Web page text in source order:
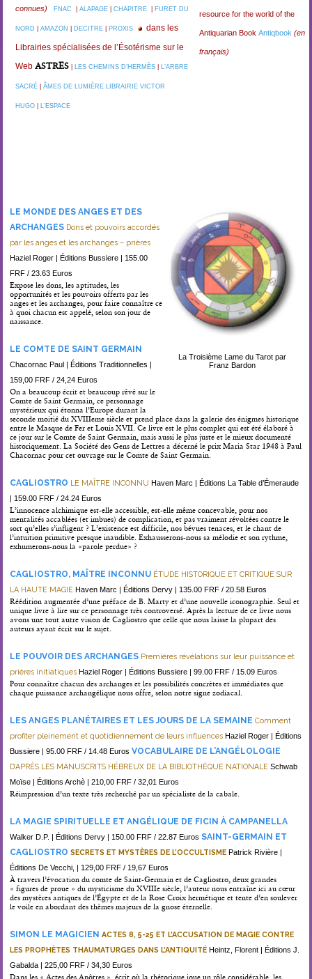
resource for the world of the
Antiquarian BookAntiqbook (en
français)
connues) FNAC |ALAPAGE |CHAPITRE FURET DU
NORD |AMAZON DECITRE PROXIS
dans les
Librairies spécialisées de l’Ésotérisme sur le
Web ASTRES LES CHEMINS D’HERMÈS L’ARBRE
SACRÉ |ÂMES DE LUMIÈRE LIBRAIRIE VICTOR
HUGO L’ESPACE
La Troisième Lame du Tarot par
Franz Bardon
LE MONDE DES ANGES ET DES
ARCHANGES Dons et pouvoirs accordés
par les anges et les archanges – prières
Haziel Roger | Éditions Bussiere | 155.00
FRF / 23.63 Euros
Expose les dons, les aptitudes, les
opportunités et les pouvoirs offerts par les
anges et les archanges, pour faire connaître ce
à quoi chacun est appelé, selon son jour de
naissance.
LE COMTE DE SAINT GERMAIN
Chacornac Paul | Éditions Traditionnelles |
159,00 FRF / 24,24 Euros
On a beaucoup écrit et beaucoup rêvé sur le
Comte de Saint Germain, ce personnage
mystérieux qui étonna l’Europe durant la
seconde moitié du XVIIIeme siècle et prend place dans la galerie des énigmes historique
entre le Masque de Fer et Louis XVII. Ce livre est le plus complet qui est été élaboré à
ce jour sur le Comte de Saint Germain, mais aussi le plus juste et le mieux documenté
historiquement. La Société des Gens de Lettres a décerné le prix Maria Star 1948 à Paul
Chacornac pour cet ouvrage sur le Comte de Saint Germain.
CAGLIOSTRO LE MAÎTRE INCONNU Haven Marc | Éditions La Table d’Émeraude
| 159.00 FRF / 24.24 Euros
L’innocence alchimique est-elle accessible, est-elle même concevable, pour nos
mentalités accablées (et imbues) de complication, et pas vraiment révoltées contre le
sort qu’elles s’infligent ? L’existence est difficile, nos bévues tenaces, et le chant de
l’intuition primitive presque inaudible. Exhausserons-nous sa mélodie et son rythme,
exhumerons-nous la «parole perdue» ?
CAGLIOSTRO, MAÎTRE INCONNU ÉTUDE HISTORIQUE ET CRITIQUE SUR
LA HAUTE MAGIEHaven Marc | Éditions Dervy | 135.00 FRF / 20.58 Euros
Réédition augmentée d’une préface de B. Marty et d’une nouvelle iconographie. Seul et
unique livre à lire sur ce personnage très controversé. Après la lecture de ce livre nous
avons une tout autre vision de Cagliostro que celle que nous laisse la plupart des
auteurs ayant écrit sur le sujet.
LE POUVOIR DES ARCHANGES Premières révélations sur leur puissance et
prières initiatiques Haziel Roger | Éditions Bussiere | 99.00 FRF / 15.09 Euros
Pour connaître chacun des archanges et les possibilités concrètes et immédiates que
chaque puissance archangélique nous offre, selon notre signe zodiacal.
LES ANGES PLANÉTAIRES ET LES JOURS DE LA SEMAINE Comment
profiter pleinement et quotidiennement de leurs influences Haziel Roger | Éditions
Bussiere | 95.00 FRF / 14.48 Euros VOCABULAIRE DE L’ANGÉLOLOGIE
D’APRÈS LES MANUSCRITS HÉBREUX DE LA BIBLIOTHÈQUE NATIONALE Schwab
Moïse | Éditions Archè | 210,00 FRF / 32,01 Euros
Réimpression d’un texte très recherché par un spécialiste de la cabale.
LA MAGIE SPIRITUELLE ET ANGÉLIQUE DE FICIN À CAMPANELLA
Walker D.P. | Éditions Dervy | 150.00 FRF / 22.87 Euros SAINT-GERMAIN ET
CAGLIOSTROSECRETS ET MYSTÈRES DE L’OCCULTISME Patrick Rivière |
Éditions De Vecchi, | 129,00 FRF / 19,67 Euros
À travers l’évocation du comte de Saint-Germain et de Cagliostro, deux grandes
« figures de proue » du mysticisme du XVIIIe siècle, l’auteur nous entraîne ici au cœur
des mystères antiques de l’Égypte et de la Rose Croix hermétique et tente d’en soulever
le voile en abordant des thèmes majeurs de la gnose éternelle.
SIMON LE MAGICIENACTES 8, 5-25 ET L’ACCUSATION DE MAGIE CONTRE
LES PROPHÈTES THAUMATURGES DANS L’ANTIQUITÉHeintz, Florent | Éditions J.
Gabalda | 225,00 FRF / 34,30 Euros
Dans les « Actes des Apôtres », écrit où la rhétorique joue un rôle considérable, les